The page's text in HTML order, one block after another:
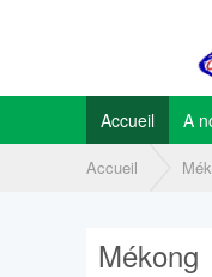
Accueil A
Accueil
Mékong